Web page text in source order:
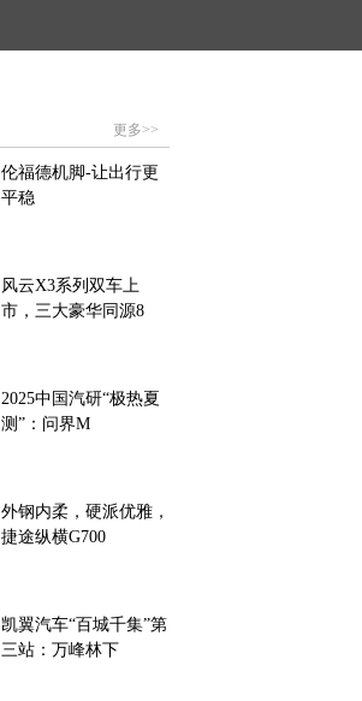
更多>>
伦福德机脚-让出行更
平稳
风云X3系列双车上
市，三大豪华同源8
2025中国汽研“极热夏
测”：问界M
外钢内柔，硬派优雅，
捷途纵横G700
凯翼汽车“百城千集”第
三站：万峰林下